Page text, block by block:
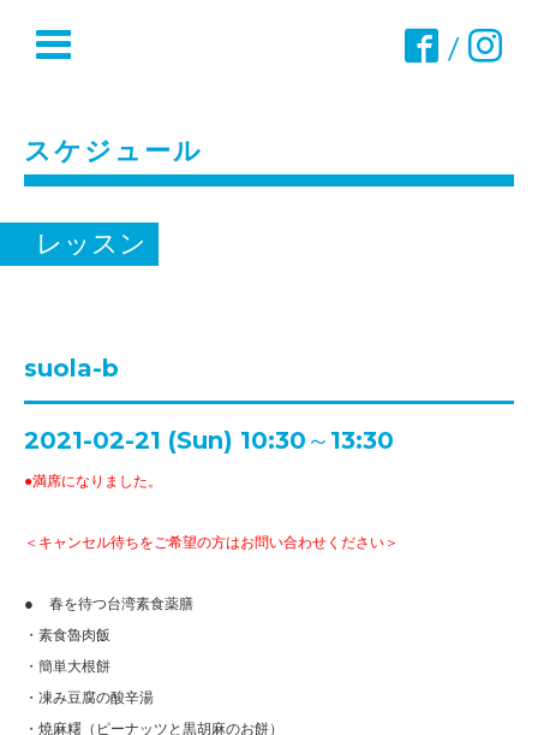
/
スケジュール
レッスン
suola-b
2021-02-21 (Sun) 10:30～13:30
●満席になりました。
＜キャンセル待ちをご希望の方はお問い合わせください＞
● 春を待つ台湾素食薬膳
・素食魯肉飯
・簡単大根餅
・凍み豆腐の酸辛湯
・燒麻糬 （ ピーナッツと黒胡麻のお餅）